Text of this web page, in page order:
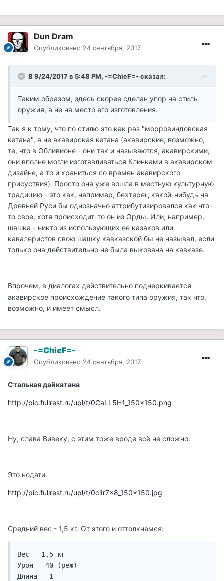
Dun Dram
Опубликовано 24 сентября, 2017
В 9/24/2017 в 5:48 PM, -=ChieF=- сказал:
Таким образом, здесь скорее сделан упор на стиль
оружия, а не на место его изготовления.
Так я к тому, что по стилю это как раз "морровиндовская
катана", а не акавирская катана (акавирские, возможно,
те, что в Обливионе - они так и называются, акавирскими;
они вполне могли изготавливаться Клинками в акавирском
дизайне, а то и храниться со времен акавирского
присуствия). Просто она уже вошла в местную культурную
традицию - это как, например, бехтерец какой-нибудь на
Древней Руси бы однозначно аттрибутизировался как что-
то свое, хотя происходит-то он из Орды. Или, например,
шашка - никто из использующих ее казаков или
кавалеристов свою шашку кавказской бы не называл, если
только она действительно не была выкована на кавказе.
Впрочем, в диалогах действительно подчеркивается
акавирское происхождение такого типа оружия, так что,
возможно, и имеет смысл.
-=ChieF=-
Опубликовано 24 сентября, 2017
Стальная дайкатана
http://pic.fullrest.ru/upl/t/0CaLL5H1_150x150.png
Ну, слава Вивеку, с этим тоже вроде всё не сложно.
Это нодати.
http://pic.fullrest.ru/upl/t/0ciIr7x8_150x150.jpg
Средний вес - 1,5 кг. От этого и оттолкнемся:
Вес - 1,5 кг
Урон - 40 (реж)
Длина - 1